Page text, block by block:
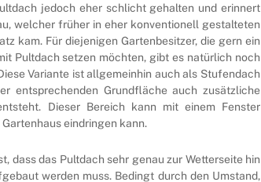
jedoch eher schlicht gehalten und erinnert
welcher früher in eher konventionell gestalteten
kam. Für diejenigen Gartenbesitzer, die gern ein
Pultdach setzen möchten, gibt es natürlich noch
Variante ist allgemeinhin auch als Stufendach
entsprechenden Grundfläche auch zusätzliche
Dieser Bereich kann mit einem Fenster
eindringen kann.
dass das Pultdach sehr genau zur Wetterseite hin
werden muss. Bedingt durch den Umstand,